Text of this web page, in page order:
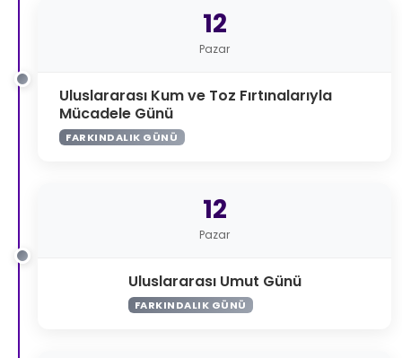
12
Pazar
Uluslararası Kum ve Toz Fırtınalarıyla
Mücadele Günü
FARKINDALIK GÜNÜ
12
Pazar
Uluslararası Umut Günü
FARKINDALIK GÜNÜ